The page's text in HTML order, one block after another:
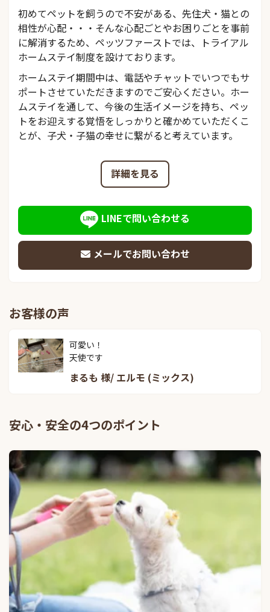
初めてペットを飼うので不安がある、先住犬・猫との
相性が心配・・・そんな心配ごとやお困りごとを事前
に解消するため、ペッツファーストでは、トライアル
ホームステイ制度を設けております。
ホームステイ期間中は、電話やチャットでいつでもサ
ポートさせていただきますのでご安心ください。ホー
ムステイを通して、今後の生活イメージを持ち、ペッ
トをお迎えする覚悟をしっかりと確かめていただくこ
とが、子犬・子猫の幸せに繋がると考えています。
詳細を見る
LINEで問い合わせる
メールでお問い合わせ
お客様の声
可愛い！
天使です
まるも 様/ エルモ (ミックス)
安心・安全の4つのポイント